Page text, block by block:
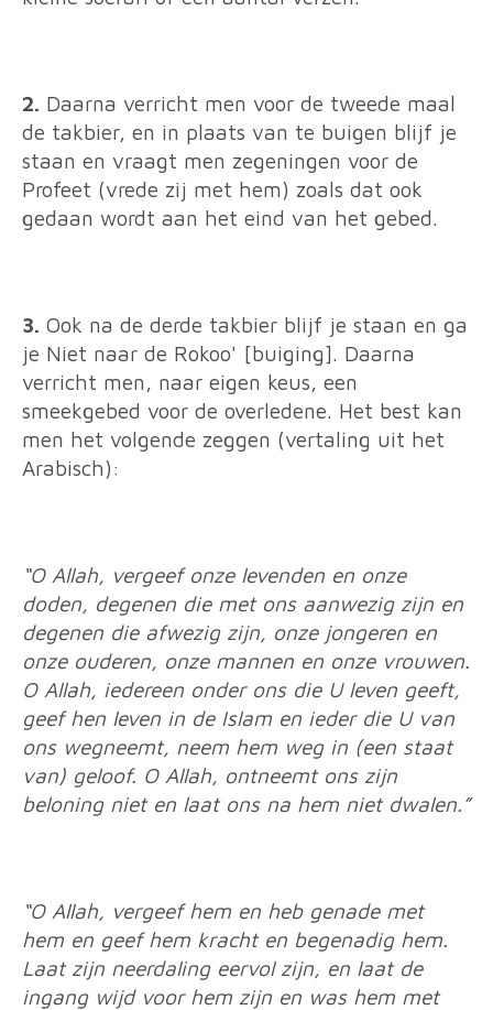
2. Daarna verricht men voor de tweede maal
de takbier, en in plaats van te buigen blijf je
staan en vraagt men zegeningen voor de
Profeet (vrede zij met hem) zoals dat ook
gedaan wordt aan het eind van het gebed.
3. Ook na de derde takbier blijf je staan en ga
je Niet naar de Rokoo' [buiging]. Daarna
verricht men, naar eigen keus, een
smeekgebed voor de overledene. Het best kan
men het volgende zeggen (vertaling uit het
Arabisch):
“O Allah, vergeef onze levenden en onze
doden, degenen die met ons aanwezig zijn en
degenen die afwezig zijn, onze jongeren en
onze ouderen, onze mannen en onze vrouwen.
O Allah, iedereen onder ons die U leven geeft,
geef hen leven in de Islam en ieder die U van
ons wegneemt, neem hem weg in (een staat
van) geloof. O Allah, ontneemt ons zijn
beloning niet en laat ons na hem niet dwalen.”
“O Allah, vergeef hem en heb genade met
hem en geef hem kracht en begenadig hem.
Laat zijn neerdaling eervol zijn, en laat de
ingang wijd voor hem zijn en was hem met